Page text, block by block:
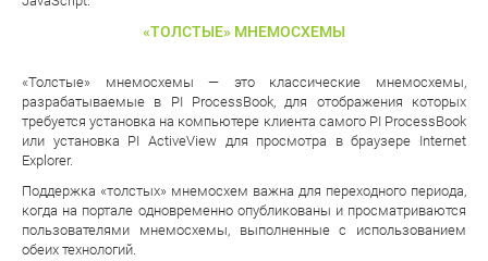
«ТОЛСТЫЕ» МНЕМОСХЕМЫ
«Толстые» мнемосхемы — это классические мнемосхемы,
разрабатываемые в PI ProcessBook, для отображения которых
требуется установка на компьютере клиента самого PI ProcessBook
или установка PI ActiveView для просмотра в браузере Internet
Explorer.
Поддержка «толстых» мнемосхем важна для переходного периода,
когда на портале одновременно опубликованы и просматриваются
пользователями мнемосхемы, выполненные с использованием
обеих технологий.